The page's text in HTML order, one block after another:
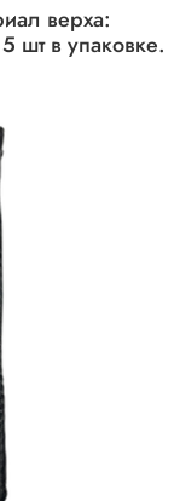
верха:
в упаковке.